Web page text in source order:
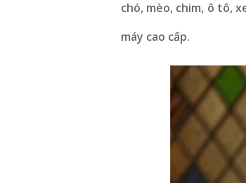
chó, mèo, chim, ô tô,
máy cao cấp.